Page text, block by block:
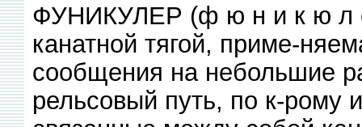
ФУНИКУЛЕР (ф ю н и к ю л ё
канатной тягой, приме-
сообщения на небольшие
рельсовый путь, по к-рому